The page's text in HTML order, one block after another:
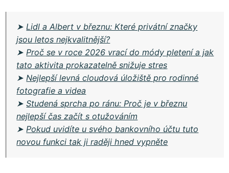
➤Lidl a Albert v březnu: Které privátní značky
jsou letos nejkvalitnější?
➤Proč se v roce 2026 vrací do módy pletení a jak
tato aktivita prokazatelně snižuje stres
➤Nejlepší levná cloudová úložiště pro rodinné
fotografie a videa
➤Studená sprcha po ránu: Proč je v březnu
nejlepší čas začít s otužováním
➤Pokud uvidíte u svého bankovního účtu tuto
novou funkci tak ji raději hned vypněte